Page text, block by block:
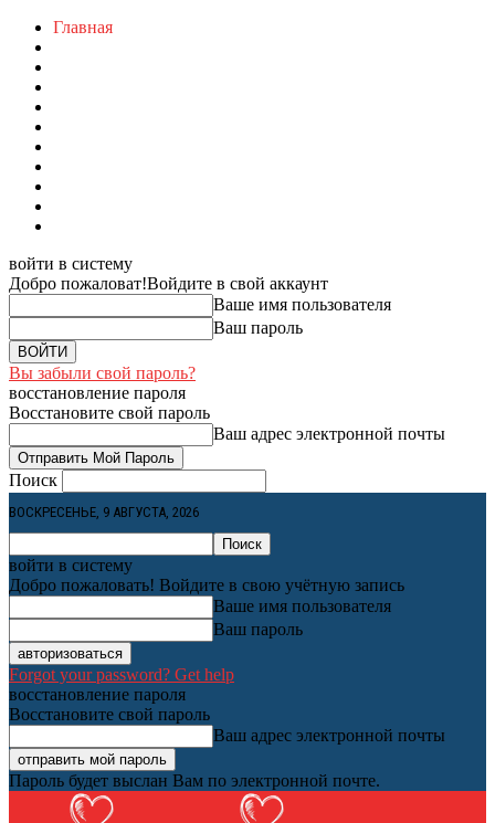
Главная
войти в систему
Добро пожаловат!Войдите в свой аккаунт
Ваше имя пользователя
Ваш пароль
Вы забыли свой пароль?
восстановление пароля
Восстановите свой пароль
Ваш адрес электронной почты
Поиск
ВОСКРЕСЕНЬЕ, 9 АВГУСТА, 2026
войти в систему
Добро пожаловать! Войдите в свою учётную запись
Ваше имя пользователя
Ваш пароль
Forgot your password? Get help
восстановление пароля
Восстановите свой пароль
Ваш адрес электронной почты
Пароль будет выслан Вам по электронной почте.